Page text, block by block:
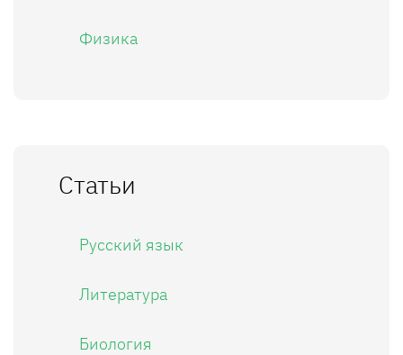
Физика
Статьи
Русский язык
Литература
Биология